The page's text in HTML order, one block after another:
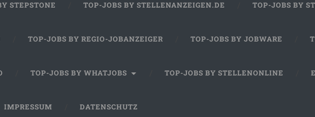
STEPSTONE TOP-JOBS BY STELLENANZEIGEN.DE TOP-JOBS BY
TOP-JOBS BY REGIO-JOBANZEIGER TOP-JOBS BY JOBWARE
TOP-JOBS BY WHATJOBS TOP-JOBS BY STELLENONLINE
IMPRESSUM DATENSCHUTZ